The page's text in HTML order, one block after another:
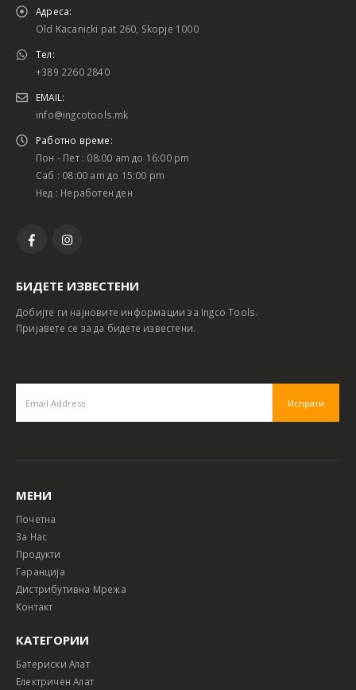
Адреса:
Old Kacanicki pat 260, Skopje 1000
Тел:
+389 2260 2840
EMAIL:
info@ingcotools.mk
Работно време:
Пон - Пет : 08:00 am до 16:00 pm
Саб : 08:00 am до 15:00 pm
Нед : Неработен ден
БИДЕТЕ ИЗВЕСТЕНИ
Добијте ги најновите информации за Ingco Tools.
Пријавете се за да бидете известени.
МЕНИ
Почетна
За Нас
Продукти
Гаранција
Дистрибутивна Мрежа
Контакт
КАТЕГОРИИ
Батериски Алат
Електричен Алат